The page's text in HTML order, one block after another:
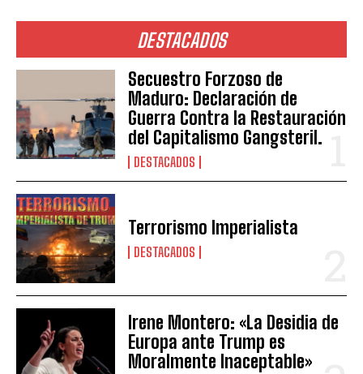
DESTACADOS
Secuestro Forzoso de
Maduro: Declaración de
Guerra Contra la Restauración
del Capitalismo Gangsteril.
DESTACADOS
Terrorismo Imperialista
DESTACADOS
Irene Montero: «La Desidia de
Europa ante Trump es
Moralmente Inaceptable»